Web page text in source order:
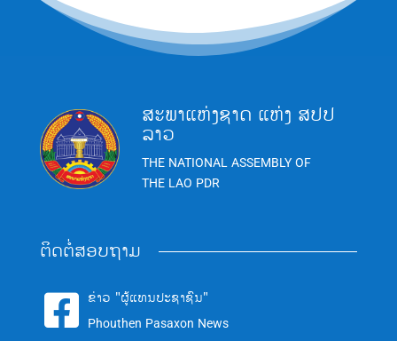
ສະພາແຫ່ງຊາດ ແຫ່ງ ສປປ
ລາວ
THE NATIONAL ASSEMBLY OF
THE LAO PDR
ຕິດຕໍ່ສອບຖາມ
 ຂ່າວ "ຜູ້ແທນປະຊາຊົນ"
Phouthen Pasaxon News